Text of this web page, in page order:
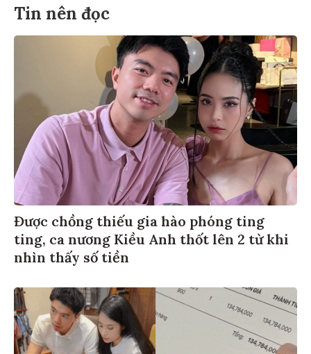
Tin nên đọc
Được chồng thiếu gia hào phóng ting
ting, ca nương Kiều Anh thốt lên 2 từ khi
nhìn thấy số tiền